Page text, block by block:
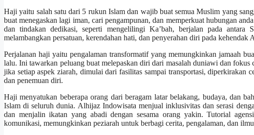
Haji yaitu salah satu dari 5 rukun Islam dan wajib buat semua Muslim yang
buat menegaskan lagi iman, cari pengampunan, dan memperkuat hubungan
dan tindakan dedikasi, seperti mengelilingi Ka’bah, berjalan pada
melambangkan persatuan, kerendahan hati, dan penyerahan diri pada kehendak
Perjalanan haji yaitu pengalaman transformatif yang memungkinkan jamaah
lalu. Ini tawarkan peluang buat melepaskan diri dari masalah duniawi dan
jika setiap aspek ziarah, dimulai dari fasilitas sampai transportasi,
dan penemuan diri.
Haji menyatukan beberapa orang dari beragam latar belakang, budaya, dan
Islam di seluruh dunia. Alhijaz Indowisata menjual inklusivitas dan serasi
dan menjalin ikatan yang abadi dengan sesama orang yakin. Tutorial
komunikasi, memungkinkan peziarah untuk berbagi cerita, pengalaman, dan